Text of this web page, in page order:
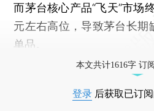
而茅台核心产品“飞天”市场
元左右高位，导致茅台长期
单品。
本文共计1616字 订
登录 后获取已订